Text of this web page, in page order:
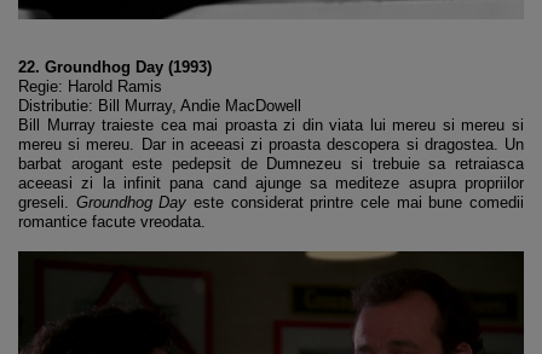
22. Groundhog Day (1993)
Regie: Harold Ramis
Distributie: Bill Murray, Andie MacDowell
Bill Murray traieste cea mai proasta zi din viata lui mereu si mereu si
mereu si mereu. Dar in aceeasi zi proasta descopera si dragostea. Un
barbat arogant este pedepsit de Dumnezeu si trebuie sa retraiasca
aceeasi zi la infinit pana cand ajunge sa mediteze asupra propriilor
greseli. Groundhog Day este considerat printre cele mai bune comedii
romantice facute vreodata.